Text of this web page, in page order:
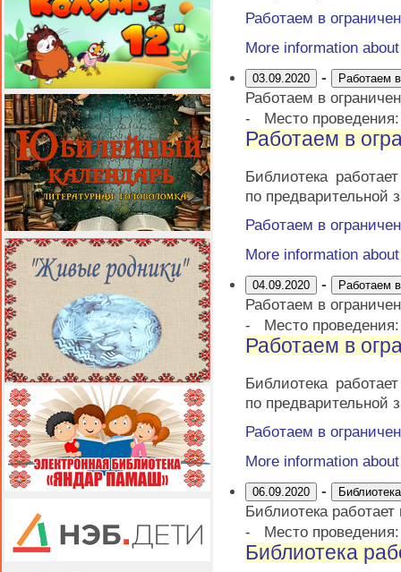
Работаем в
More information
03.09.2020 - Работаем
Работаем в
-
Место
Работаем в
Библиотека
по предварительной
Работаем в
More information
04.09.2020 - Работаем
Работаем в
-
Место
Работаем в
Библиотека
по предварительной
Работаем в
More information
06.09.2020 -
Библиотека
-
Место
Библиотека